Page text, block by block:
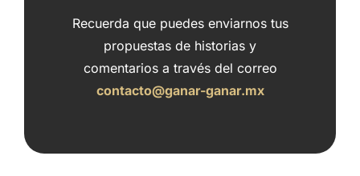
Recuerda que puedes enviarnos tus
propuestas de historias y
comentarios a través del correo
contacto@ganar-ganar.mx